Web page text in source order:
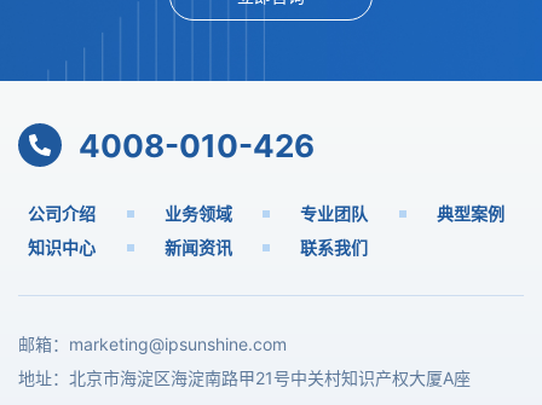
4008-010-426
公司介绍 业务领域 专业团队
典型案例
知识中心
新闻资讯 联系我们
邮箱： marketing@ipsunshine.com
地址：北京市海淀区海淀南路甲21号中关村知识产权大厦A座